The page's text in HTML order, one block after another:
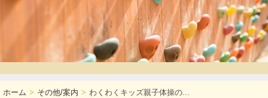
ホーム その他/案内 わくわくキッズ親子体操の...